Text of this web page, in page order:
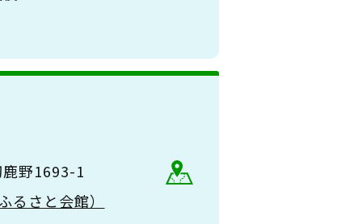
野1693-1
さと会館）